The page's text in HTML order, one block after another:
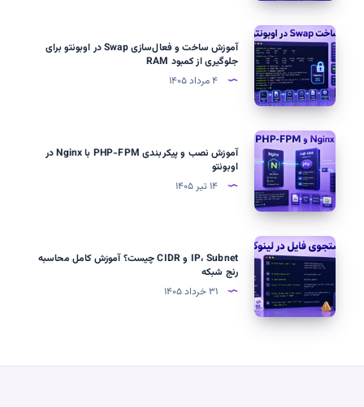
در
macOS
و
Linux
با
OpenSSH
آموزش
ساخت
و
فعال‌سازی
Swap
در
اوبونتو
برای
جلوگیری
از
کمبود
RAM
آموزش ساخت و فعال‌سازی Swap در اوبونتو برای
جلوگیری از کمبود RAM
۴ مرداد ۱۴۰۵
آموزش
نصب
و
پیکربندی
PHP-
FPM
با
Nginx
در
اوبونتو
آموزش نصب و پیکربندی PHP-FPM با Nginx در
اوبونتو
۱۴ تیر ۱۴۰۵
IP،
Subnet
و
CIDR
چیست؟
کامل
IP، Subnet و CIDR چیست؟ آموزش کامل محاسبه
رنج شبکه
۳۱ خرداد ۱۴۰۵